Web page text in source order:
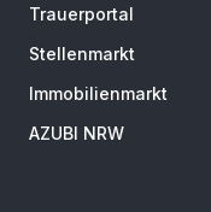
Trauerportal
Stellenmarkt
Immobilienmarkt
AZUBI NRW